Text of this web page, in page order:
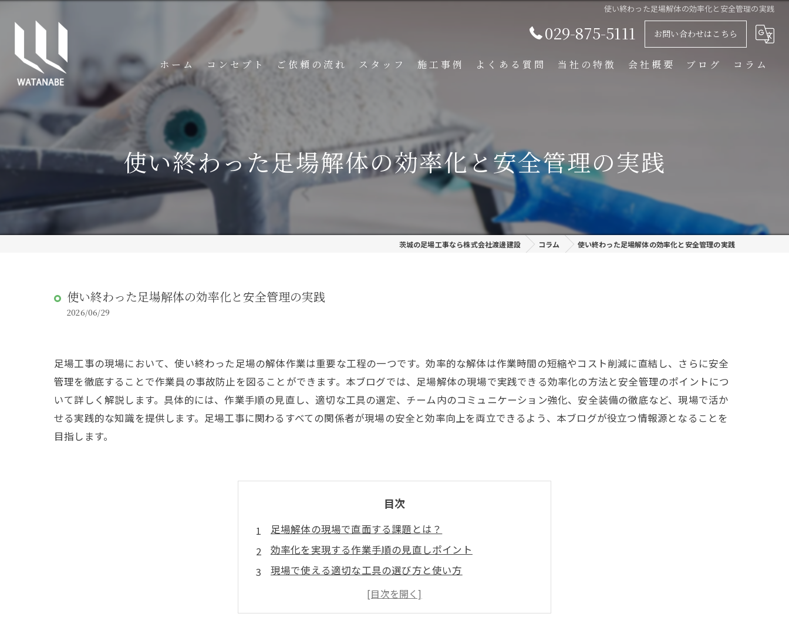
使い終わった足場解体の効率化と安全管理の実践
029-875-5111 お問い合わせはこちら
ホーム コンセプト ご依頼の流れ スタッフ 施工事例 よくある質問 当社の特徴
プラント工事
リース
会社概要 ブログ コラム
使い終わった足場解体の効率化と安全管理の実践
茨城の足場工事なら株式会社渡邊建設 コラム 使い終わった足場解体の効率化と安全管理の実践
使い終わった足場解体の効率化と安全管理の実践
2026/06/29
足場工事の現場において、使い終わった足場の解体作業は重要な工程の一つです。効率的な解体は作業時間の短縮やコスト削減に直結し、さらに安全
管理を徹底することで作業員の事故防止を図ることができます。本ブログでは、足場解体の現場で実践できる効率化の方法と安全管理のポイントにつ
いて詳しく解説します。具体的には、作業手順の見直し、適切な工具の選定、チーム内のコミュニケーション強化、安全装備の徹底など、現場で活か
せる実践的な知識を提供します。足場工事に関わるすべての関係者が現場の安全と効率向上を両立できるよう、本ブログが役立つ情報源となることを
目指します。
目次
足場解体の現場で直面する課題とは？
効率化を実現する作業手順の見直しポイント
現場で使える適切な工具の選び方と使い方
チームコミュニケーションで安全管理を強化する方法
安全装備の徹底で事故を未然に防ぐ実践法